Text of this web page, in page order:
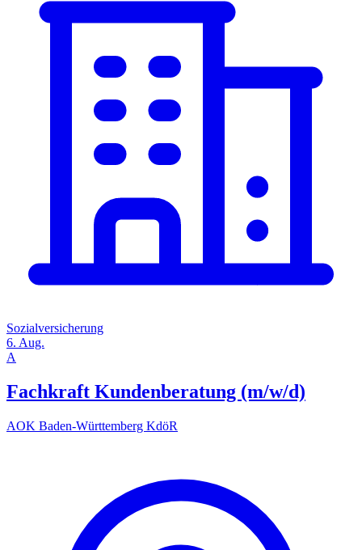
Sozialversicherung
6. Aug.
A
Fachkraft Kundenberatung (m/w/d)
AOK Baden-Württemberg KdöR